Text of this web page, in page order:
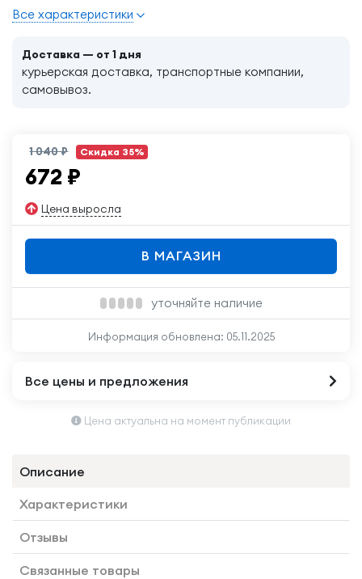
Все характеристики
Доставка — от 1 дня
курьерская доставка, транспортные компании,
самовывоз.
1 040 ₽ Скидка 35%
672 ₽
Цена выросла
В МАГАЗИН
уточняйте наличие
Информация обновлена: 05.11.2025
Все цены и предложения
Цена актуальна на момент публикации
Описание
Характеристики
Отзывы
Связанные товары